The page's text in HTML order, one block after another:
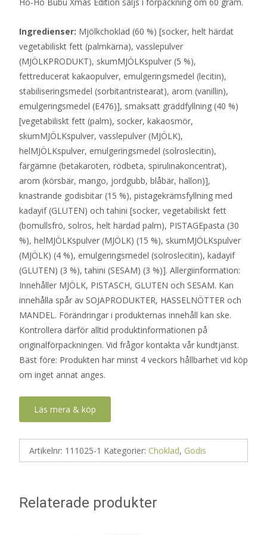
Ingredienser: Mjölkchoklad (60 %) [socker, helt härdat
vegetabiliskt fett (palmkärna), vasslepulver
(MJÖLKPRODUKT), skumMJÖLKspulver (5 %),
fettreducerat kakaopulver, emulgeringsmedel (lecitin),
stabiliseringsmedel (sorbitantristearat), arom (vanillin),
emulgeringsmedel (E476)], smaksatt gräddfyllning (40 %)
[vegetabiliskt fett (palm), socker, kakaosmör,
skumMJÖLKspulver, vasslepulver (MJÖLK),
helMJÖLKspulver, emulgeringsmedel (solroslecitin),
färgämne (betakaroten, rödbeta, spirulinakoncentrat),
arom (körsbär, mango, jordgubb, blåbär, hallon)],
knastrande godisbitar (15 %), pistagekrämsfyllning med
kadayif (GLUTEN) och tahini [socker, vegetabiliskt fett
(bomullsfrö, solros, helt härdad palm), PISTAGEpasta (30
%), helMJÖLKspulver (MJÖLK) (15 %), skumMJÖLKspulver
(MJÖLK) (4 %), emulgeringsmedel (solroslecitin), kadayif
(GLUTEN) (3 %), tahini (SESAM) (3 %)]. Allergiinformation:
Innehåller MJÖLK, PISTASCH, GLUTEN och SESAM. Kan
innehålla spår av SOJAPRODUKTER, HASSELNÖTTER och
MANDEL. Förändringar i produkternas innehåll kan ske.
Kontrollera därför alltid produktinformationen på
originalförpackningen. Vid frågor kontakta vår kundtjänst.
Bäst före: Produkten har minst 4 veckors hållbarhet vid köp
om inget annat anges.
Läs mera & köp
Artikelnr: 111025-1 Kategorier: Choklad, Godis
Relaterade produkter